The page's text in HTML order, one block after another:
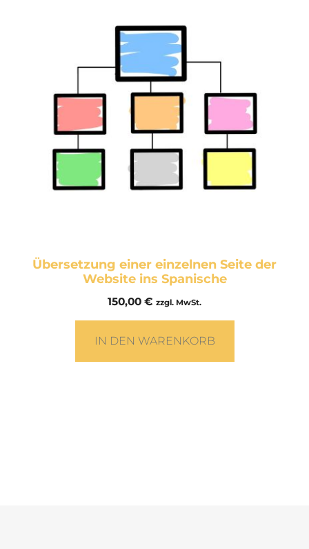
Übersetzung einer einzelnen Seite der
Website ins Spanische
150,00 € zzgl. MwSt.
IN DEN WARENKORB